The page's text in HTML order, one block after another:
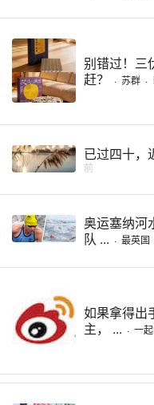
别错过！三
赶？
· 苏群 ·
已过四十，
前
奥运塞纳河
队 ... · 最英国
如果拿得出
主， ... · 一